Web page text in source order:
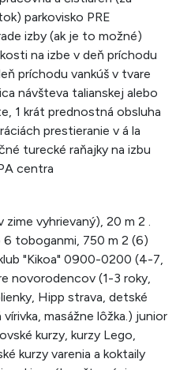
parkovisko PRE
izby (ak je to možné)
na izbe v deň príchodu
príchodu vankúš v tvare
návšteva talianskej alebo
1 krát prednostná obsluha
prestieranie v á la
turecké raňajky na izbu
centra
vyhrievaný), 20 m 2 .
toboganmi, 750 m 2 (6)
"Kikoa" 0900-0200 (4-7,
novorodencov (1-3 roky,
Hipp strava, detské
masážne lôžka.) junior
kurzy, kurzy Lego,
kurzy varenia a koktaily